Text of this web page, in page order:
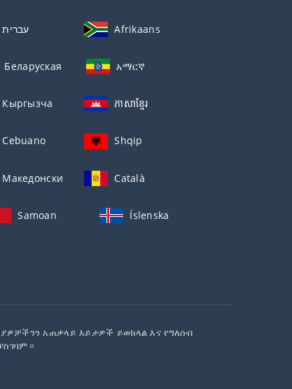
עברית Afrikaans
Беларуская አማርኛ
Кыргызча ភាសាខ្មែរ
Cebuano Shqip
Македонски Català
Samoan Íslenska
አጠቃላይ እይታዎች ይወክላል እና የግለሰብ